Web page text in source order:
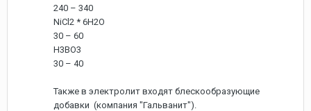
240 – 340
NiCl2 * 6H2O
30 – 60
H3BO3
30 – 40
Также в электролит входят блескообразующие
добавки (компания "Гальванит").